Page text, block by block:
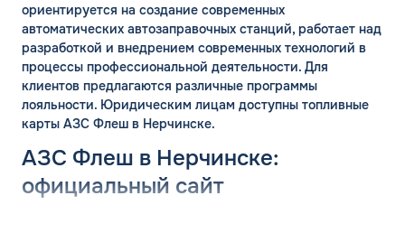
ориентируется на создание современных
автоматических автозаправочных станций, работает над
разработкой и внедрением современных технологий в
процессы профессиональной деятельности. Для
клиентов предлагаются различные программы
лояльности. Юридическим лицам доступны топливные
карты АЗС Флеш в Нерчинске.
АЗС Флеш в Нерчинске:
официальный сайт